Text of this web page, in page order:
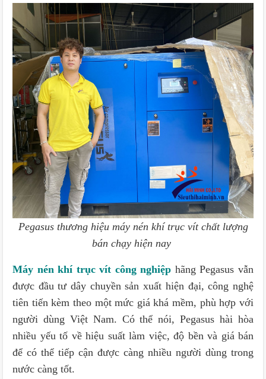
Pegasus thương hiệu máy nén khí trục vít chất lượng
bán chạy hiện nay
Máy nén khí trục vít công nghiệp hãng Pegasus vẫn
được đầu tư dây chuyền sản xuất hiện đại, công nghệ
tiên tiến kèm theo một mức giá khá mềm, phù hợp với
người dùng Việt Nam. Có thể nói, Pegasus hài hòa
nhiều yếu tố về hiệu suất làm việc, độ bền và giá bán
để có thể tiếp cận được càng nhiều người dùng trong
nước càng tốt.